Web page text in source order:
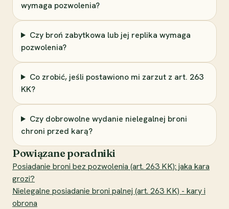
wymaga pozwolenia?
Czy broń zabytkowa lub jej replika wymaga
pozwolenia?
Co zrobić, jeśli postawiono mi zarzut z art. 263
KK?
Czy dobrowolne wydanie nielegalnej broni
chroni przed karą?
Powiązane poradniki
Posiadanie broni bez pozwolenia (art. 263 KK): jaka kara
grozi?
Nielegalne posiadanie broni palnej (art. 263 KK) - kary i
obrona